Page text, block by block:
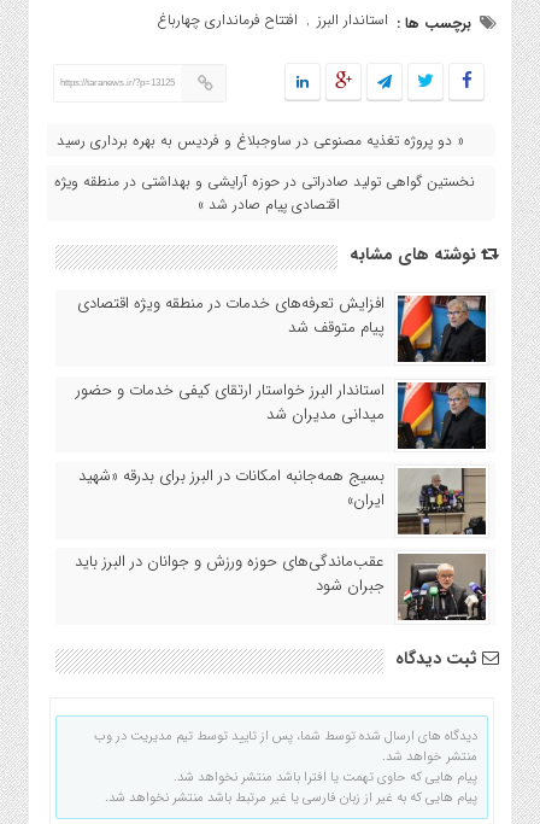
برچسب ها : استاندار البرز , افتتاح فرمانداری چهارباغ
https://taranews.ir/?p=13125
« دو پروژه تغذیه مصنوعی در ساوجبلاغ و فردیس به بهره برداری رسید
نخستین گواهی تولید صادراتی در حوزه آرایشی و بهداشتی در منطقه ویژه
اقتصادی پیام صادر شد »
نوشته های مشابه
افزایش تعرفه‌های خدمات در منطقه ویژه اقتصادی
پیام متوقف شد
استاندار البرز خواستار ارتقای کیفی خدمات و حضور
میدانی مدیران شد
بسیج همه‌جانبه امکانات در البرز برای بدرقه «شهید
ایران»
عقب‌ماندگی‌های حوزه ورزش و جوانان در البرز باید
جبران شود
ثبت دیدگاه
دیدگاه های ارسال شده توسط شما، پس از تایید توسط تیم مدیریت در وب
منتشر خواهد شد.
پیام هایی که حاوی تهمت یا افترا باشد منتشر نخواهد شد.
پیام هایی که به غیر از زبان فارسی یا غیر مرتبط باشد منتشر نخواهد شد.